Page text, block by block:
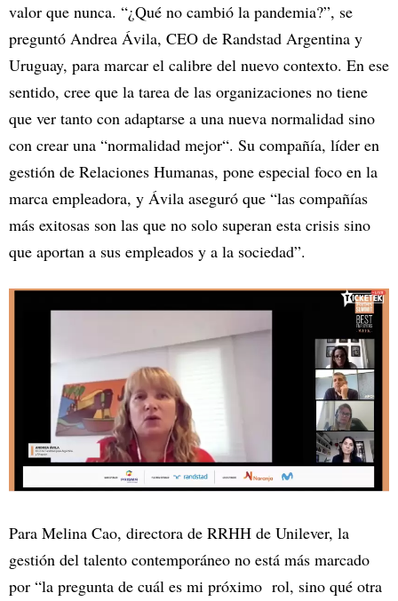
valor que nunca. “¿Qué no cambió la pandemia?”, se
preguntó Andrea Ávila, CEO de Randstad Argentina y
Uruguay, para marcar el calibre del nuevo contexto. En ese
sentido, cree que la tarea de las organizaciones no tiene
que ver tanto con adaptarse a una nueva normalidad sino
con crear una “normalidad mejor“. Su compañía, líder en
gestión de Relaciones Humanas, pone especial foco en la
marca empleadora, y Ávila aseguró que “las compañías
más exitosas son las que no solo superan esta crisis sino
que aportan a sus empleados y a la sociedad”.
Para Melina Cao, directora de RRHH de Unilever, la
gestión del talento contemporáneo no está más marcado
por “la pregunta de cuál es mi próximo rol, sino qué otra